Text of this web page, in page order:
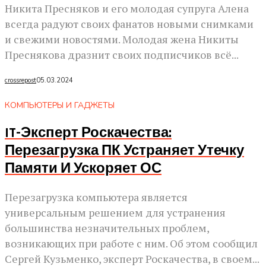
Никита Пресняков и его молодая супруга Алена
всегда радуют своих фанатов новыми снимками
и свежими новостями. Молодая жена Никиты
Преснякова дразнит своих подписчиков всё...
crossrepost05.03.2024
КОМПЬЮТЕРЫ И ГАДЖЕТЫ
IT-Эксперт Роскачества:
Перезагрузка ПК Устраняет Утечку
Памяти И Ускоряет ОС
Перезагрузка компьютера является
универсальным решением для устранения
большинства незначительных проблем,
возникающих при работе с ним. Об этом сообщил
Сергей Кузьменко, эксперт Роскачества, в своем...